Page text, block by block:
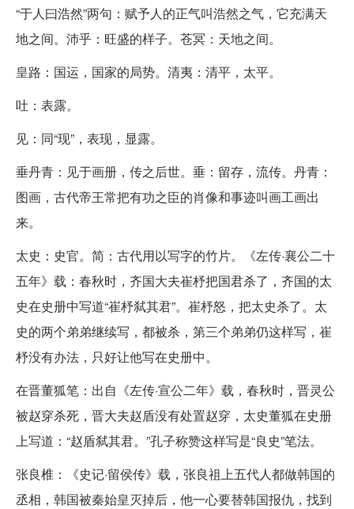
“于人曰浩然”两句：赋予人的正气叫浩然之气，它充满天
地之间。沛乎：旺盛的样子。苍冥：天地之间。
皇路：国运，国家的局势。清夷：清平，太平。
吐：表露。
见：同“现”，表现，显露。
垂丹青：见于画册，传之后世。垂：留存，流传。丹青：
图画，古代帝王常把有功之臣的肖像和事迹叫画工画出
来。
太史：史官。简：古代用以写字的竹片。《左传·襄公二十
五年》载：春秋时，齐国大夫崔杼把国君杀了，齐国的太
史在史册中写道“崔杼弑其君”。崔杼怒，把太史杀了。太
史的两个弟弟继续写，都被杀，第三个弟弟仍这样写，崔
杼没有办法，只好让他写在史册中。
在晋董狐笔：出自《左传·宣公二年》载，春秋时，晋灵公
被赵穿杀死，晋大夫赵盾没有处置赵穿，太史董狐在史册
上写道：“赵盾弑其君。”孔子称赞这样写是“良史”笔法。
张良椎：《史记·留侯传》载，张良祖上五代人都做韩国的
丞相，韩国被秦始皇灭掉后，他一心要替韩国报仇，找到